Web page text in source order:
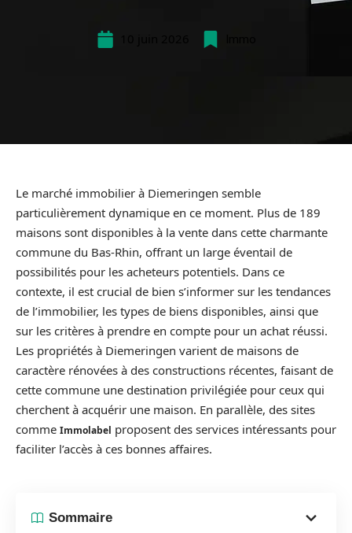
Le marché immobilier à Diemeringen semble
particulièrement dynamique en ce moment. Plus de 189
maisons sont disponibles à la vente dans cette charmante
commune du Bas-Rhin, offrant un large éventail de
possibilités pour les acheteurs potentiels. Dans ce
contexte, il est crucial de bien s’informer sur les tendances
de l’immobilier, les types de biens disponibles, ainsi que
sur les critères à prendre en compte pour un achat réussi.
Les propriétés à Diemeringen varient de maisons de
caractère rénovées à des constructions récentes, faisant de
cette commune une destination privilégiée pour ceux qui
cherchent à acquérir une maison. En parallèle, des sites
comme Immolabel proposent des services intéressants pour
faciliter l’accès à ces bonnes affaires.
Sommaire